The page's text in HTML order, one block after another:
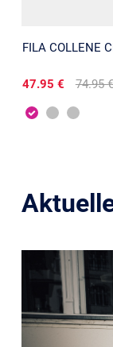
FILA COLLENE
47.95 € 74.95 €